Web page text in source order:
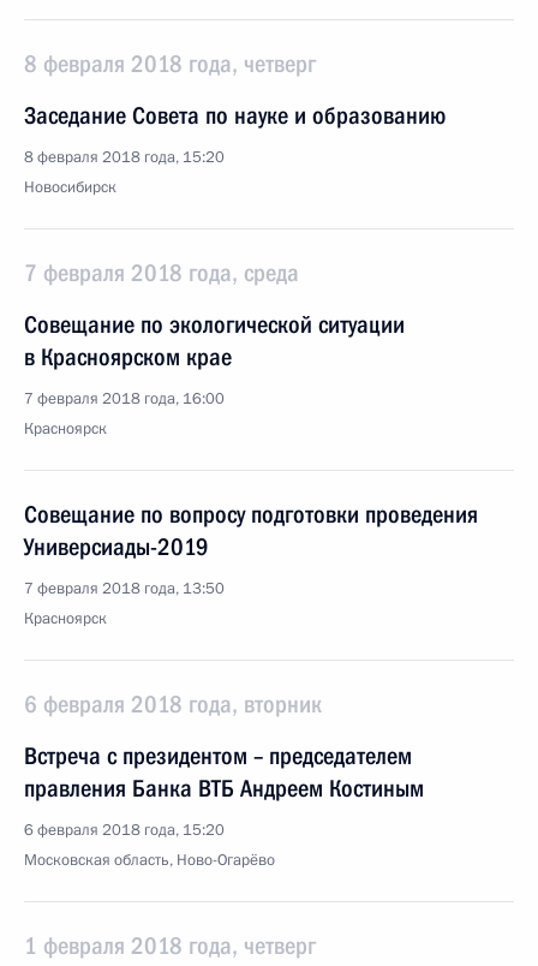
8 февраля 2018 года, четверг
Заседание Совета по науке и образованию
8 февраля 2018 года, 15:20
Новосибирск
7 февраля 2018 года, среда
Совещание по экологической ситуации
в Красноярском крае
7 февраля 2018 года, 16:00
Красноярск
Совещание по вопросу подготовки проведения
Универсиады-2019
7 февраля 2018 года, 13:50
Красноярск
6 февраля 2018 года, вторник
Встреча с президентом – председателем
правления Банка ВТБ Андреем Костиным
6 февраля 2018 года, 15:20
Московская область, Ново-Огарёво
1 февраля 2018 года, четверг